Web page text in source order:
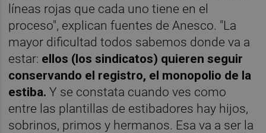
líneas rojas que cada uno tiene en el
proceso", explican fuentes de Anesco. "La
mayor dificultad todos sabemos donde va a
estar: ellos (los sindicatos) quieren seguir
conservando el registro, el monopolio de la
estiba.Y se constata cuando ves como
entre las plantillas de estibadores hay hijos,
sobrinos, primos y hermanos. Esa va a ser la